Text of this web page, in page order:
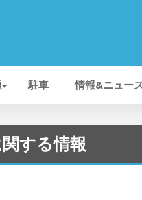
駐車 情報&ニュー
する情報